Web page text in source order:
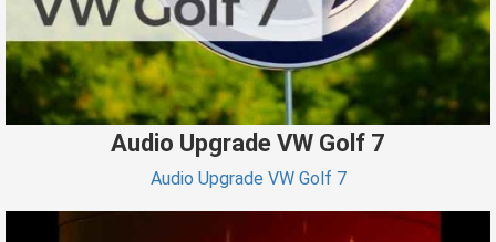
Audio Upgrade VW Golf 7
Audio Upgrade VW Golf 7